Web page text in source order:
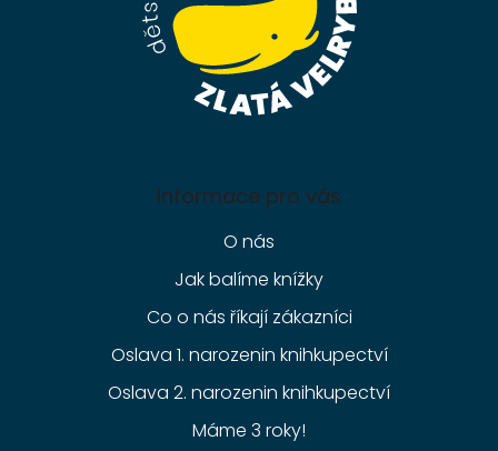
Informace pro vás
O nás
Jak balíme knížky
Co o nás říkají zákazníci
Oslava 1. narozenin knihkupectví
Oslava 2. narozenin knihkupectví
Máme 3 roky!